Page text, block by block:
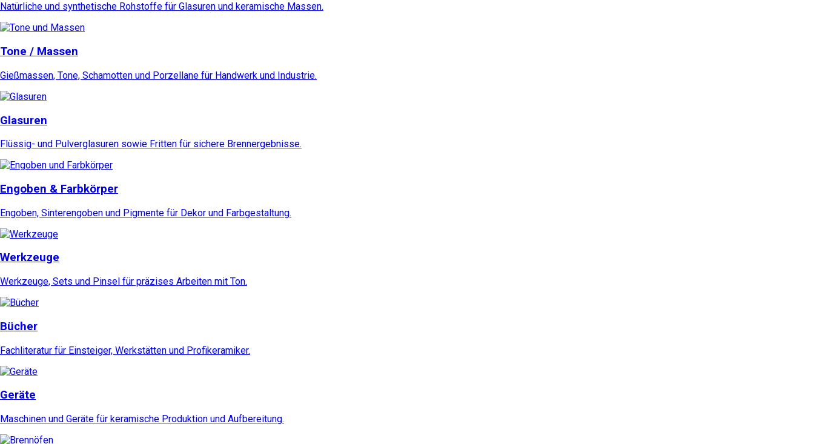
Natürliche und synthetische Rohstoffe für Glasuren und keramische Massen.
Tone / Massen
Gießmassen, Tone, Schamotten und Porzellane für Handwerk und Industrie.
Glasuren
Flüssig- und Pulverglasuren sowie Fritten für sichere Brennergebnisse.
Engoben & Farbkörper
Engoben, Sinterengoben und Pigmente für Dekor und Farbgestaltung.
Werkzeuge
Werkzeuge, Sets und Pinsel für präzises Arbeiten mit Ton.
Bücher
Fachliteratur für Einsteiger, Werkstätten und Profikeramiker.
Geräte
Maschinen und Geräte für keramische Produktion und Aufbereitung.